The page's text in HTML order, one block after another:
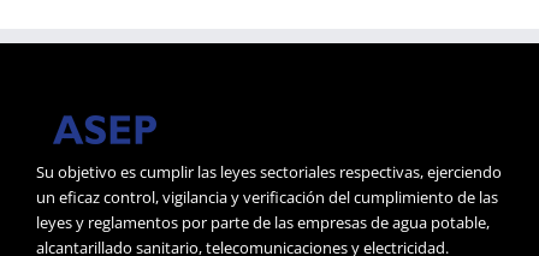
Su objetivo es cumplir las leyes sectoriales respectivas, ejerciendo
un eficaz control, vigilancia y verificación del cumplimiento de las
leyes y reglamentos por parte de las empresas de agua potable,
alcantarillado sanitario, telecomunicaciones y electricidad.